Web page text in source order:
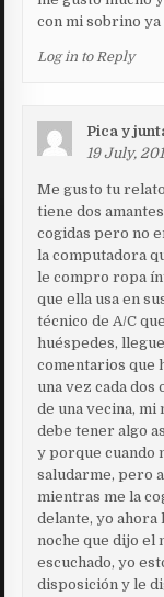
con mi sobrino ya
Log in to Reply
Pica y
19 July,
Me gusto tu
tiene dos
cogidas pero no
la computadora
le compro ropa
que ella usa en
técnico de A/C
huéspedes,
comentarios que
una vez cada dos
de una vecina, mi
debe tener algo
y porque cuando
saludarme, pero
mientras me la
delante, yo ahora
noche que dijo el
escuchado, yo
disposición y le